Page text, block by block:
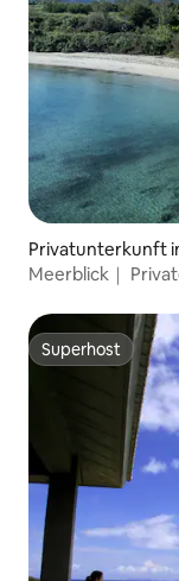
Privatunterkunft
Meerblick｜
Superhost
Superhost